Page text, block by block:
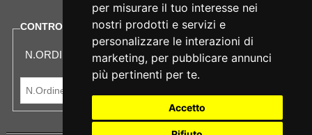
per misurare il tuo interesse nei
nostri prodotti e servizi e
personalizzare le interazioni di
marketing, per pubblicare annunci
più pertinenti per te.
Accetto
CONTROLLA LO STATO DEL TUO ORDINE
N.ORDINE: